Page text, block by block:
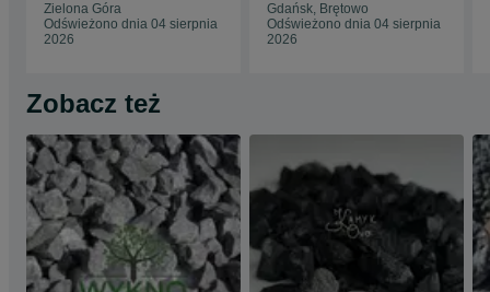
Zielona Góra
Odświeżono dnia 04 sierpnia
2026
Gdańsk, Brętowo
Odświeżono dnia 04 sierpnia
2026
Zobacz też